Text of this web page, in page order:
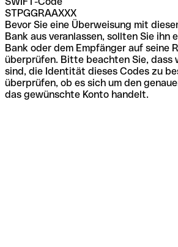
STPGGRAAXXX
Bevor Sie eine Überweisung mit
Bank aus veranlassen, sollten Sie ihn
Bank oder dem Empfänger auf seine
überprüfen. Bitte beachten Sie, dass
sind, die Identität dieses Codes zu
überprüfen, ob es sich um den
das gewünschte Konto handelt.